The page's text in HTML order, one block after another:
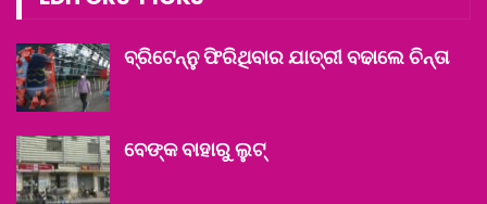
ବ୍ରିଟେନ୍‌ନୁ ଫିରିଥିବାର ଯାତ୍ରୀ ବଢାଲେ ଚିନ୍ତା
ବେଙ୍କ ବାହାରୁ ଲୁଟ୍‌